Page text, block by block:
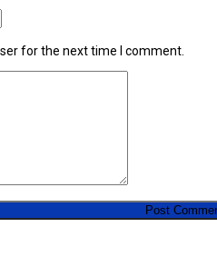
for the next time I comment.